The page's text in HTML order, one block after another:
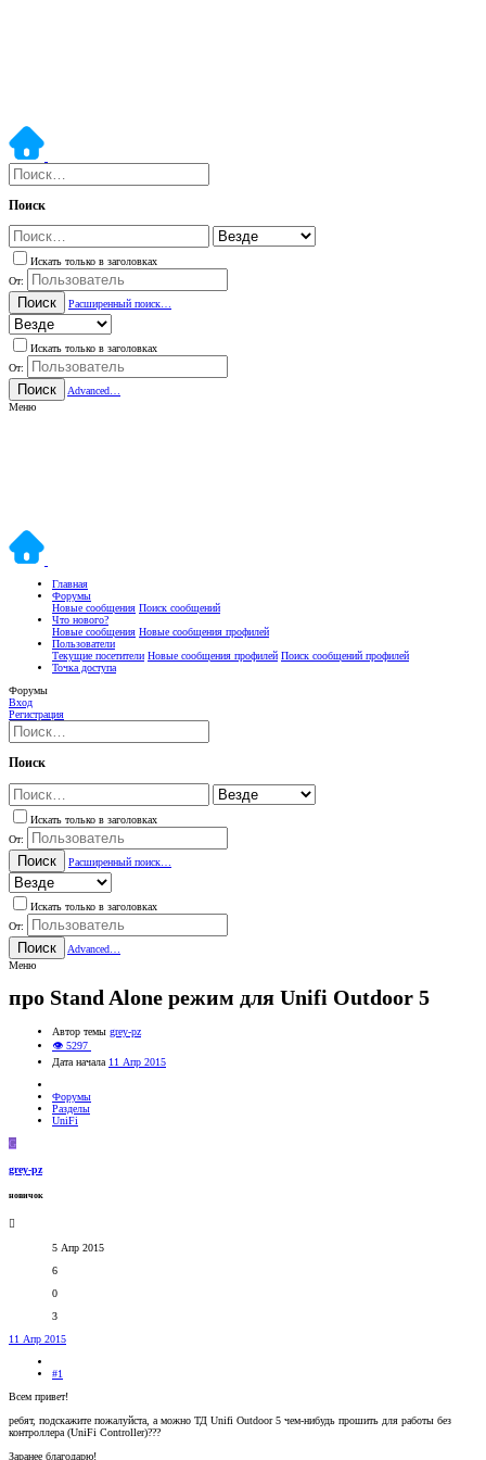
Поиск
Искать только в заголовках
От:
Поиск Расширенный поиск…
Искать только в заголовках
От:
Поиск
Advanced…
Меню
Главная
Форумы
Новые сообщения Поиск сообщений
Что нового?
Новые сообщения Новые сообщения профилей
Пользователи
Текущие посетители Новые сообщения профилей Поиск сообщений профилей
Точка доступа
Форумы
Вход
Регистрация
Поиск
Искать только в заголовках
От:
Поиск Расширенный поиск…
Искать только в заголовках
От:
Поиск
Advanced…
Меню
про Stand Alone режим для Unifi Outdoor 5
Автор темы grey-pz
👁 5297
Дата начала 11 Апр 2015
Форумы
Разделы
UniFi
G
grey-pz
новичок
5 Апр 2015
6
0
3
11 Апр 2015
#1
Всем привет!
ребят, подскажите пожалуйста, а можно ТД Unifi Outdoor 5 чем-нибудь прошить для работы без
контроллера (UniFi Controller)???
Заранее благодарю!